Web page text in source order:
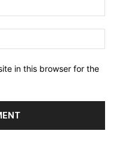
in this browser for the